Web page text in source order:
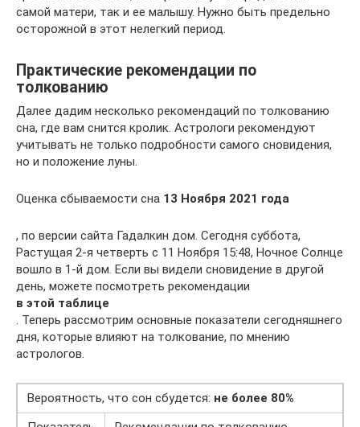
самой матери, так и ее малышу. Нужно быть предельно
осторожной в этот нелегкий период.
Практические рекомендации по
толкованию
Далее дадим несколько рекомендаций по толкованию
сна, где вам снится кролик. Астрологи рекомендуют
учитывать не только подробности самого сновидения,
но и положение луны.
Оценка сбываемости сна 13 Ноября 2021 года
, по версии сайта Гадалкин дом. Сегодня суббота,
Растущая 2-я четверть с 11 Ноября 15:48, Ночное Солнце
вошло в 1-й дом. Если вы видели сновидение в другой
день, можете посмотреть рекомендации
в этой таблице
. Теперь рассмотрим основные показатели сегодняшнего
дня, которые влияют на толкование, по мнению
астрологов.
Вероятность, что сон сбудется: не более 80%